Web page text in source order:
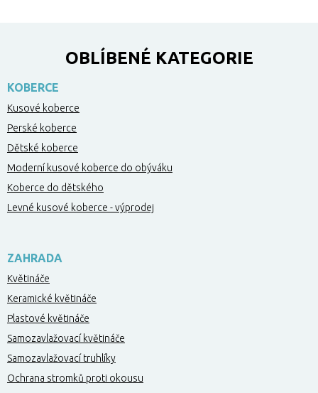
OBLÍBENÉ KATEGORIE
KOBERCE
Kusové koberce
Perské koberce
Dětské koberce
Moderní kusové koberce do obýváku
Koberce do dětského
Levné kusové koberce - výprodej
ZAHRADA
Květináče
Keramické květináče
Plastové květináče
Samozavlažovací květináče
Samozavlažovací truhlíky
Ochrana stromků proti okousu